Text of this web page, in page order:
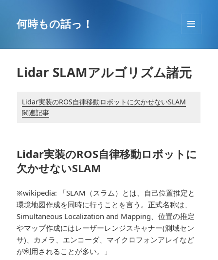
何時もの話っ！
ーとウ
ット
Lidar SLAMアルゴリズム諸元
Lidar実装のROS自律移動ロボットに欠かせないSLAM
関連記事
Lidar実装のROS自律移動ロボットに
欠かせないSLAM
※wikipedia: 「SLAM（スラム）とは、自己位置推定と
環境地図作成を同時に行うことを言う。正式名称は、
Simultaneous Localization and Mapping、位置の推定
やマップ作成にはレーザーレンジスキャナー(測域セン
サ)、カメラ、エンコーダ、マイクロフォンアレイなど
が利用されることが多い。」